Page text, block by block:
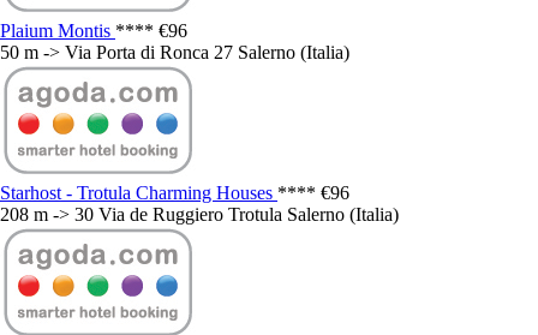
Plaium Montis **** €96
50 m -> Via Porta di Ronca 27 Salerno (Italia)
Starhost - Trotula Charming Houses **** €96
208 m -> 30 Via de Ruggiero Trotula Salerno (Italia)